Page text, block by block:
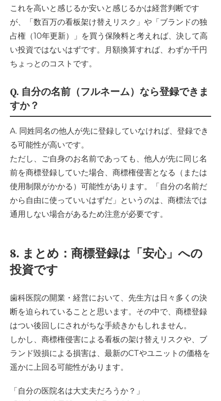
これを高いと感じるか安いと感じるかは経営判断です
が、「数百万の看板架け替えリスク」や「ブランドの独
占権（10年更新）」を買う保険料と考えれば、決して高
い投資ではないはずです。月額換算すれば、わずか千円
ちょっとのコストです。
Q. 自分の名前（フルネーム）なら登録できま
すか？
A. 同姓同名の他人が先に登録していなければ、登録でき
る可能性が高いです。
ただし、ご自身のお名前であっても、他人が先に同じ名
前を商標登録していた場合、商標権侵害となる（または
使用制限がかかる）可能性があります。「自分の名前だ
から自由に使っていいはずだ」というのは、商標法では
通用しない場合があるため注意が必要です。
8. まとめ：商標登録は「安心」への
投資です
歯科医院の開業・経営において、先生方は日々多くの決
断を迫られていることと思います。その中で、商標登録
はつい後回しにされがちな手続きかもしれません。
しかし、商標権侵害による看板の架け替えリスクや、ブ
ランド毀損による損害は、最新のCTやユニットの価格を
遥かに上回る可能性があります。
「自分の医院名は大丈夫だろうか？」